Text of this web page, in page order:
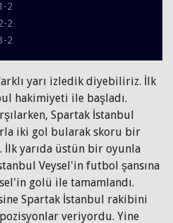
2
2
2
yarı izledik diyebiliriz. İlk
hakimiyeti ile başladı.
Spartak İstanbul
iki gol bularak skoru bir
yarıda üstün bir oyunla
Veysel'in futbol şansına
golü ile tamamlandı.
Spartak İstanbul rakibini
veriyordu. Yine